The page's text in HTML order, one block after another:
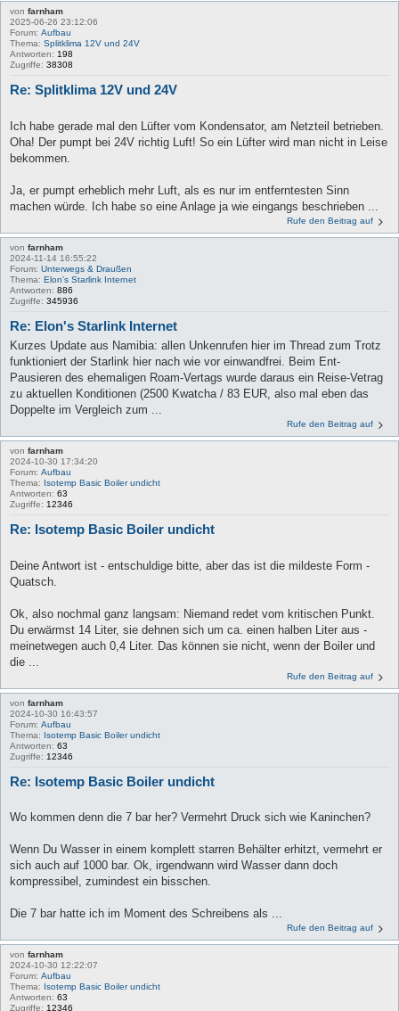
von farnham
2025-06-26 23:12:06
Forum: Aufbau
Thema: Splitklima 12V und 24V
Antworten: 198
Zugriffe: 38308
Re: Splitklima 12V und 24V
Ich habe gerade mal den Lüfter vom Kondensator, am Netzteil betrieben.
Oha! Der pumpt bei 24V richtig Luft! So ein Lüfter wird man nicht in Leise
bekommen.
Ja, er pumpt erheblich mehr Luft, als es nur im entferntesten Sinn
machen würde. Ich habe so eine Anlage ja wie eingangs beschrieben ...
Rufe den Beitrag auf
von farnham
2024-11-14 16:55:22
Forum: Unterwegs & Draußen
Thema: Elon's Starlink Internet
Antworten: 886
Zugriffe: 345936
Re: Elon's Starlink Internet
Kurzes Update aus Namibia: allen Unkenrufen hier im Thread zum Trotz
funktioniert der Starlink hier nach wie vor einwandfrei. Beim Ent-
Pausieren des ehemaligen Roam-Vertags wurde daraus ein Reise-Vetrag
zu aktuellen Konditionen (2500 Kwatcha / 83 EUR, also mal eben das
Doppelte im Vergleich zum ...
Rufe den Beitrag auf
von farnham
2024-10-30 17:34:20
Forum: Aufbau
Thema: Isotemp Basic Boiler undicht
Antworten: 63
Zugriffe: 12346
Re: Isotemp Basic Boiler undicht
Deine Antwort ist - entschuldige bitte, aber das ist die mildeste Form -
Quatsch.
Ok, also nochmal ganz langsam: Niemand redet vom kritischen Punkt.
Du erwärmst 14 Liter, sie dehnen sich um ca. einen halben Liter aus -
meinetwegen auch 0,4 Liter. Das können sie nicht, wenn der Boiler und
die ...
Rufe den Beitrag auf
von farnham
2024-10-30 16:43:57
Forum: Aufbau
Thema: Isotemp Basic Boiler undicht
Antworten: 63
Zugriffe: 12346
Re: Isotemp Basic Boiler undicht
Wo kommen denn die 7 bar her? Vermehrt Druck sich wie Kaninchen?
Wenn Du Wasser in einem komplett starren Behälter erhitzt, vermehrt er
sich auch auf 1000 bar. Ok, irgendwann wird Wasser dann doch
kompressibel, zumindest ein bisschen.
Die 7 bar hatte ich im Moment des Schreibens als ...
Rufe den Beitrag auf
von farnham
2024-10-30 12:22:07
Forum: Aufbau
Thema: Isotemp Basic Boiler undicht
Antworten: 63
Zugriffe: 12346